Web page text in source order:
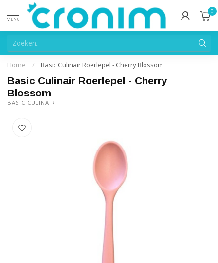
MENU
0
Home / Basic Culinair Roerlepel - Cherry Blossom
Basic Culinair Roerlepel - Cherry
Blossom
BASIC CULINAIR